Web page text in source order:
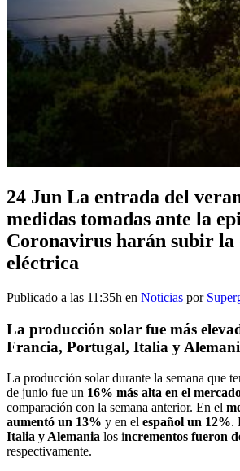
24 Jun La entrada del
medidas tomadas ante la
Coronavirus harán subir la
eléctrica
Publicado a las 11:35h en Noticias por
La producción solar fue más
Francia, Portugal, Italia y
La producción solar durante la semana que
de junio fue un 16% más alta en el
comparación con la semana anterior. En el
aumentó un 13% y en el español un 12%.
Italia y Alemania los incrementos fueron
respectivamente.